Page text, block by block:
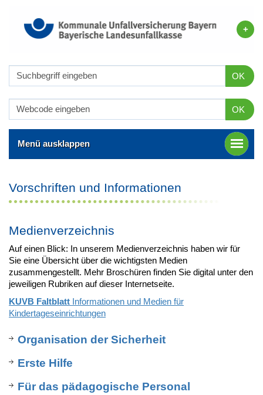
OK
OK
Menü ausklappen
Vorschriften und Informationen
Medienverzeichnis
Auf einen Blick: In unserem Medienverzeichnis haben wir für
Sie eine Übersicht über die wichtigsten Medien
zusammengestellt. Mehr Broschüren finden Sie digital unter den
jeweiligen Rubriken auf dieser Internetseite.
KUVB Faltblatt Informationen und Medien für
Kindertageseinrichtungen
Organisation der Sicherheit
Erste Hilfe
Für das pädagogische Personal